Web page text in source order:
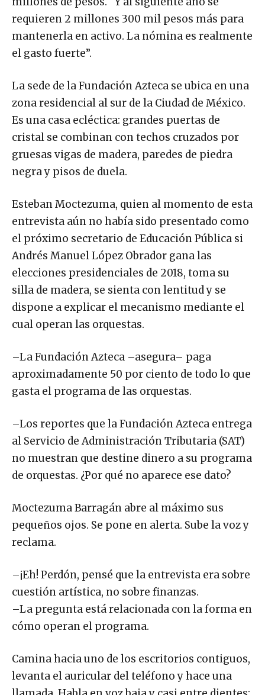
millones de pesos. “Y al siguiente año se
requieren 2 millones 300 mil pesos más para
mantenerla en activo. La nómina es realmente
el gasto fuerte”.
La sede de la Fundación Azteca se ubica en una
zona residencial al sur de la Ciudad de México.
Es una casa ecléctica: grandes puertas de
cristal se combinan con techos cruzados por
gruesas vigas de madera, paredes de piedra
negra y pisos de duela.
Esteban Moctezuma, quien al momento de esta
entrevista aún no había sido presentado como
el próximo secretario de Educación Pública si
Andrés Manuel López Obrador gana las
elecciones presidenciales de 2018, toma su
silla de madera, se sienta con lentitud y se
dispone a explicar el mecanismo mediante el
cual operan las orquestas.
–La Fundación Azteca –asegura– paga
aproximadamente 50 por ciento de todo lo que
gasta el programa de las orquestas.
–Los reportes que la Fundación Azteca entrega
al Servicio de Administración Tributaria (SAT)
no muestran que destine dinero a su programa
de orquestas. ¿Por qué no aparece ese dato?
Moctezuma Barragán abre al máximo sus
pequeños ojos. Se pone en alerta. Sube la voz y
reclama.
–¡Eh! Perdón, pensé que la entrevista era sobre
cuestión artística, no sobre finanzas.
–La pregunta está relacionada con la forma en
cómo operan el programa.
Camina hacia uno de los escritorios contiguos,
levanta el auricular del teléfono y hace una